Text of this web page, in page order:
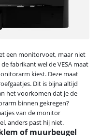
een monitorvoet, maar niet
fabrikant wel de VESA maat
kiest. Deze maat
Dit is bijna altijd
het voorkomen dat je de
binnen gekregen?
van de monitor
anders past hij niet.
of muurbeugel